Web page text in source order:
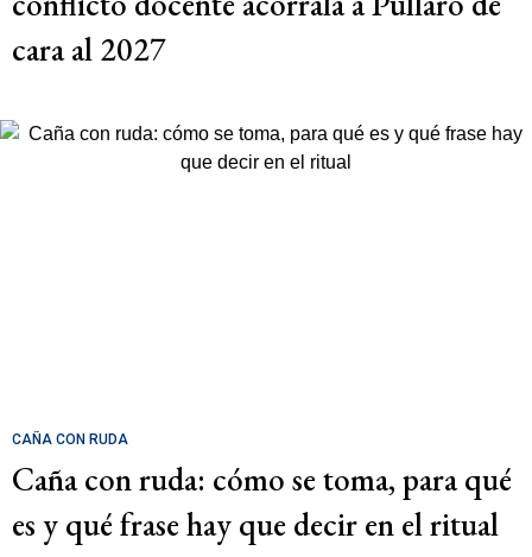
cara al 2027
CAÑA CON RUDA
Caña con ruda: cómo se toma, para qué
es y qué frase hay que decir en el ritual